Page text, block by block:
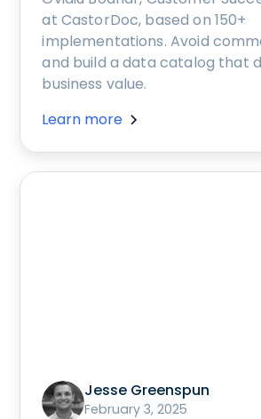
at CastorDoc, based on 150+
implementations. Avoid
and build a data catalog that
business value.
Learn more
Jesse Greenspun
February 3, 2025